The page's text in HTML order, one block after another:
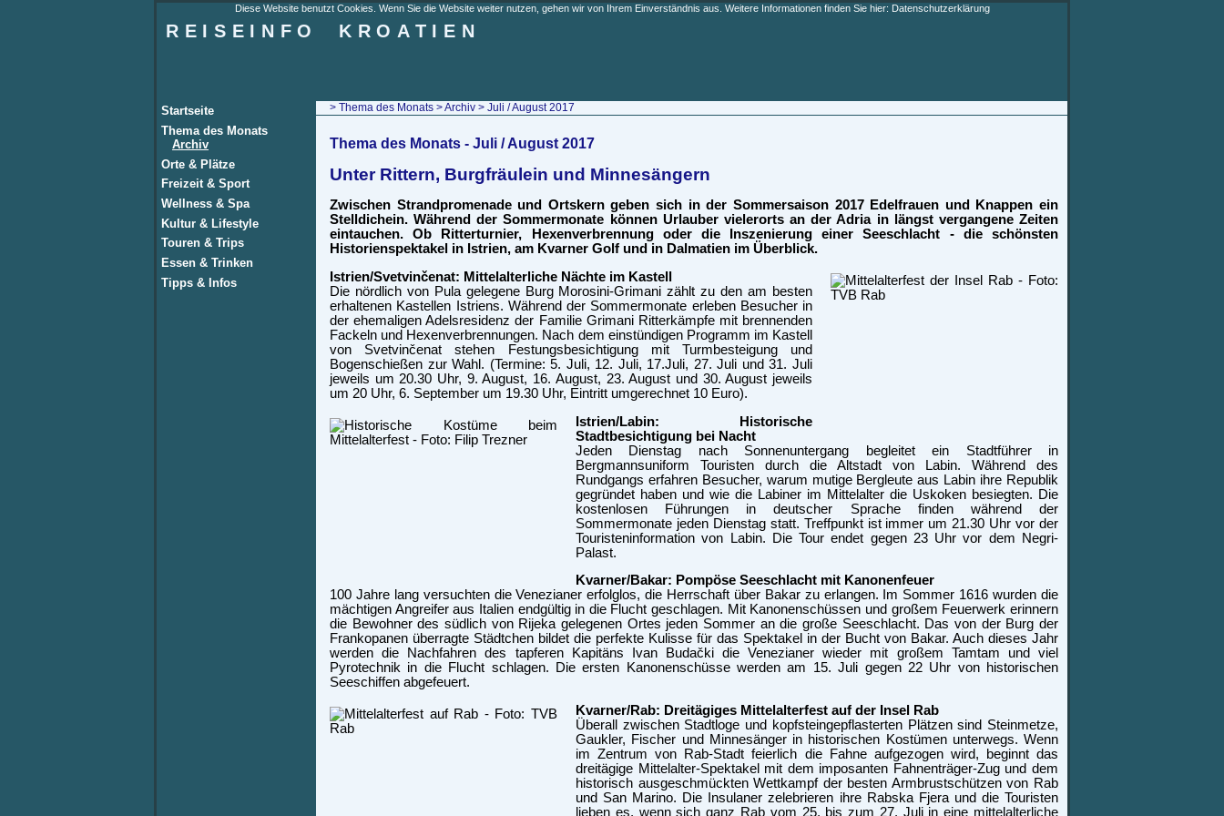
Diese Website benutzt Cookies. Wenn Sie die Website weiter nutzen, gehen wir von Ihrem Einverständnis aus. Weitere Informationen finden Sie hier: Datenschutzerklärung
REISEINFO KROATIEN
Startseite
Thema des Monats
Archiv
Orte & Plätze
Freizeit & Sport
Wellness & Spa
Kultur & Lifestyle
Touren & Trips
Essen & Trinken
Tipps & Infos
> Thema des Monats >Archiv > Juli / August 2017
Thema des Monats - Juli / August 2017
Unter Rittern, Burgfräulein und Minnesängern
Zwischen Strandpromenade und Ortskern geben sich in der Sommersaison 2017 Edelfrauen und Knappen ein
Stelldichein. Während der Sommermonate können Urlauber vielerorts an der Adria in längst vergangene Zeiten
eintauchen. Ob Ritterturnier, Hexenverbrennung oder die Inszenierung einer Seeschlacht - die schönsten
Historienspektakel in Istrien, am Kvarner Golf und in Dalmatien im Überblick.
Istrien/Svetvinčenat: Mittelalterliche Nächte im Kastell
Die nördlich von Pula gelegene Burg Morosini-Grimani zählt zu den am besten
erhaltenen Kastellen Istriens. Während der Sommermonate erleben Besucher in
der ehemaligen Adelsresidenz der Familie Grimani Ritterkämpfe mit brennenden
Fackeln und Hexenverbrennungen. Nach dem einstündigen Programm im Kastell
von Svetvinčenat stehen Festungsbesichtigung mit Turmbesteigung und
Bogenschießen zur Wahl. (Termine: 5. Juli, 12. Juli, 17.Juli, 27. Juli und 31. Juli
jeweils um 20.30 Uhr, 9. August, 16. August, 23. August und 30. August jeweils
um 20 Uhr, 6. September um 19.30 Uhr, Eintritt umgerechnet 10 Euro).
Istrien/Labin: Historische
Stadtbesichtigung bei Nacht
Jeden Dienstag nach Sonnenuntergang begleitet ein Stadtführer in
Bergmannsuniform Touristen durch die Altstadt von Labin. Während des
Rundgangs erfahren Besucher, warum mutige Bergleute aus Labin ihre Republik
gegründet haben und wie die Labiner im Mittelalter die Uskoken besiegten. Die
kostenlosen Führungen in deutscher Sprache finden während der
Sommermonate jeden Dienstag statt. Treffpunkt ist immer um 21.30 Uhr vor der
Touristeninformation von Labin. Die Tour endet gegen 23 Uhr vor dem Negri-
Palast.
Kvarner/Bakar: Pompöse Seeschlacht mit Kanonenfeuer
100 Jahre lang versuchten die Venezianer erfolglos, die Herrschaft über Bakar zu erlangen. Im Sommer 1616 wurden die
mächtigen Angreifer aus Italien endgültig in die Flucht geschlagen. Mit Kanonenschüssen und großem Feuerwerk erinnern
die Bewohner des südlich von Rijeka gelegenen Ortes jeden Sommer an die große Seeschlacht. Das von der Burg der
Frankopanen überragte Städtchen bildet die perfekte Kulisse für das Spektakel in der Bucht von Bakar. Auch dieses Jahr
werden die Nachfahren des tapferen Kapitäns Ivan Budački die Venezianer wieder mit großem Tamtam und viel
Pyrotechnik in die Flucht schlagen. Die ersten Kanonenschüsse werden am 15. Juli gegen 22 Uhr von historischen
Seeschiffen abgefeuert.
Kvarner/Rab: Dreitägiges Mittelalterfest auf der Insel Rab
Überall zwischen Stadtloge und kopfsteingepflasterten Plätzen sind Steinmetze,
Gaukler, Fischer und Minnesänger in historischen Kostümen unterwegs. Wenn
im Zentrum von Rab-Stadt feierlich die Fahne aufgezogen wird, beginnt das
dreitägige Mittelalter-Spektakel mit dem imposanten Fahnenträger-Zug und dem
historisch ausgeschmückten Wettkampf der besten Armbrustschützen von Rab
und San Marino. Die Insulaner zelebrieren ihre Rabska Fjera und die Touristen
lieben es, wenn sich ganz Rab vom 25. bis zum 27. Juli in eine mittelalterliche